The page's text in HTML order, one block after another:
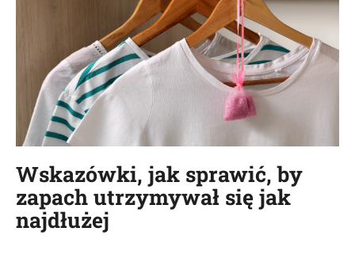
Wskazówki, jak sprawić, by
zapach utrzymywał się jak
najdłużej